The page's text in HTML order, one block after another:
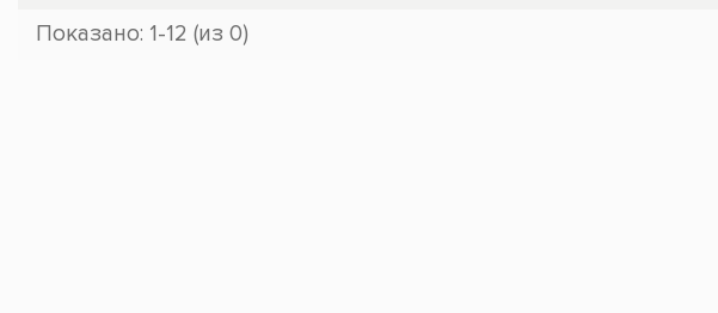
Показано: 1-12 (из 0)